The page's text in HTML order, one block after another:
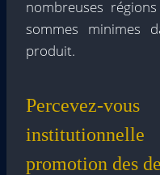
nombreuses
sommes minimes
produit.
Percevez-
promotion des